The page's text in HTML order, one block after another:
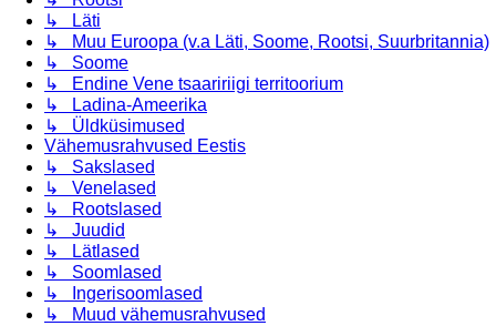
↳ Läti
↳ Muu Euroopa (v.a Läti, Soome, Rootsi, Suurbritannia)
↳ Soome
↳ Endine Vene tsaaririigi territoorium
↳ Ladina-Ameerika
↳ Üldküsimused
Vähemusrahvused Eestis
↳ Sakslased
↳ Venelased
↳ Rootslased
↳ Juudid
↳ Lätlased
↳ Soomlased
↳ Ingerisoomlased
↳ Muud vähemusrahvused